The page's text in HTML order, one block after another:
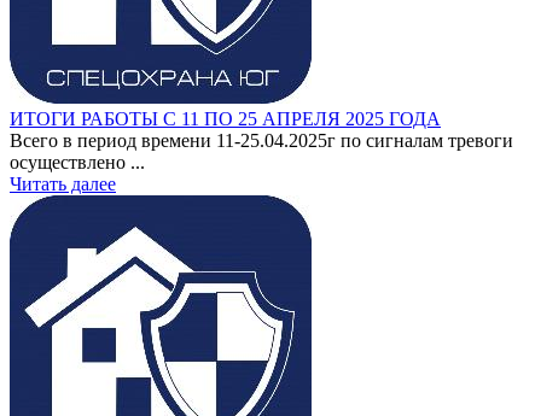
ИТОГИ РАБОТЫ С 11 ПО 25 АПРЕЛЯ 2025 ГОДА
Всего в период времени 11-25.04.2025г по сигналам тревоги
осуществлено ...
Читать далее